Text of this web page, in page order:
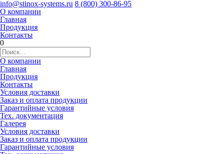
info@stinox-systems.ru 8 (800) 300-86-95
О компании
Главная
Продукция
Контакты
0
О компании
Главная
Продукция
Контакты
Условия доставки
Заказ и оплата продукции
Гарантийные условия
Тех. документация
Галерея
Условия доставки
Заказ и оплата продукции
Гарантийные условия